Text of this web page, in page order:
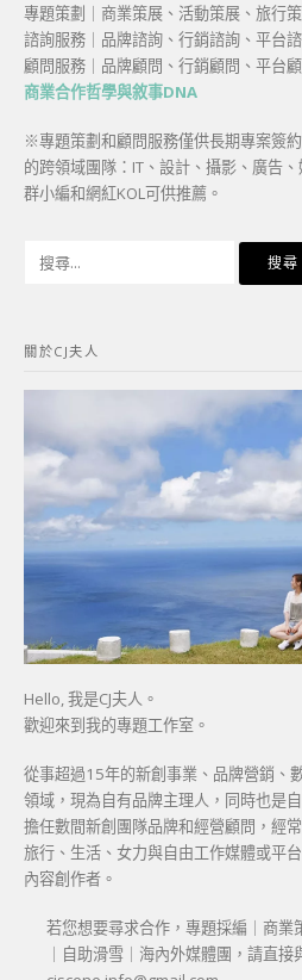
專題策劃｜商業策展、活動策展、旅行
諮詢服務｜品牌諮詢、行銷諮詢、平台
顧問服務｜品牌顧問、行銷顧問、平台
商業合作哲學與敘事DNA
※專題策劃和顧問服務僅供長期專案簽
的跨領域團隊：IT、設計、攝影、廣告
群小編和網紅KOL可供推薦。
字:
關於CJ夫人
Hello, 我是CJ夫人。
歡迎來到我的專題工作室。
從事超過15年的新創事業、品牌營銷、
領域，現為自有品牌主理人，同時也是
擔任數間新創團隊品牌和經營顧問，經
旅行、生活、女力與自由工作媒體或平
內容創作者。
若您想要尋求合作，專題採編｜商業
｜自助滑雪｜海內外媒體團，請直接